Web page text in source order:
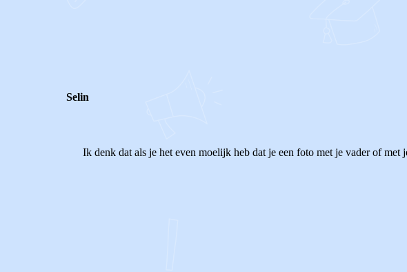
Selin
Ik denk dat als je het even moelijk heb dat je een foto met je vader of